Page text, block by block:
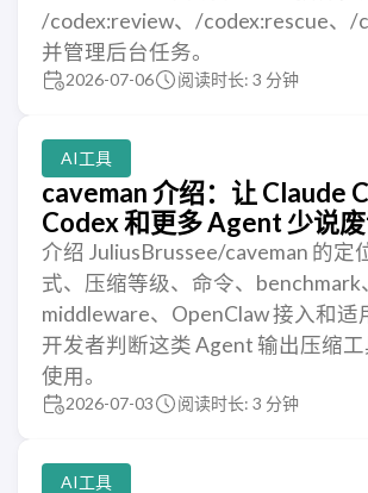
/codex:review、/codex:rescue、/
并管理后台任务。
2026-07-06 阅读时长: 3 分钟
AI工具
caveman 介绍：让 Claude
Codex 和更多 Agent 少说
介绍 JuliusBrussee/caveman 的定
式、压缩等级、命令、benchmark
middleware、OpenClaw 接入和适
开发者判断这类 Agent 输出压缩
使用。
2026-07-03 阅读时长: 3 分钟
AI工具